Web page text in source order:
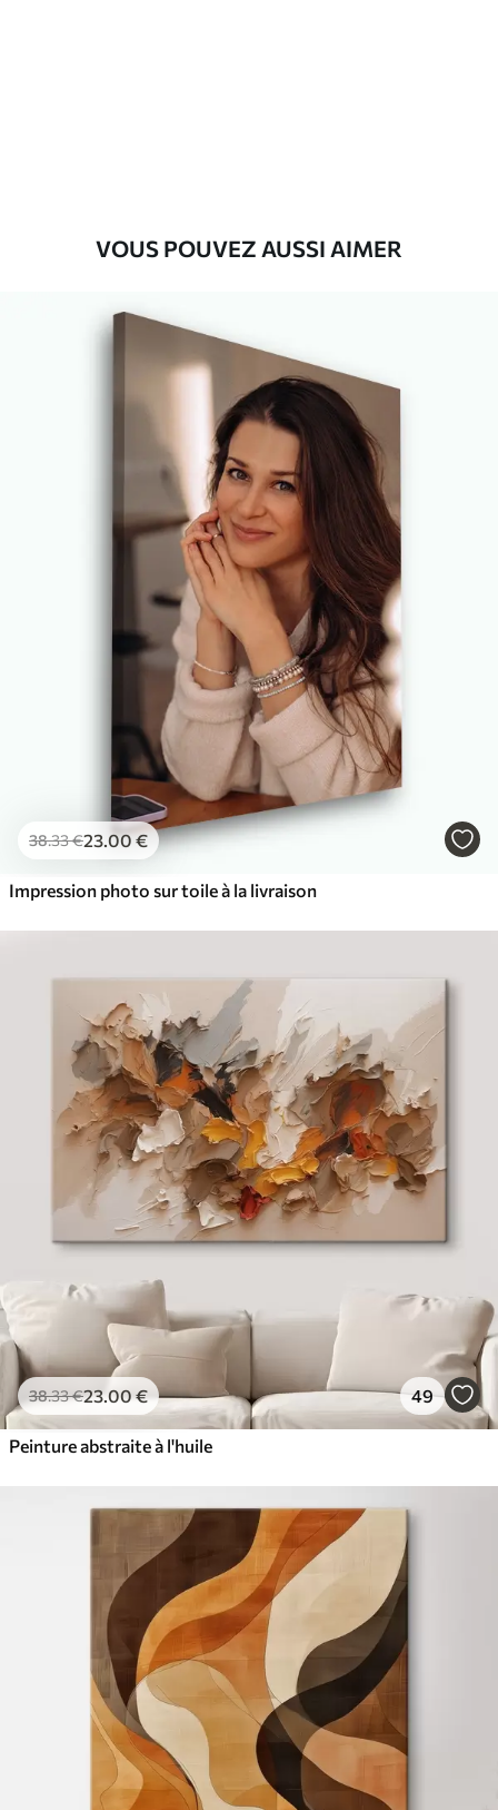
VOUS POUVEZ AUSSI AIMER
38.33€23 .00€
Impression photo sur toile à la livraison
38.33€23.00 € 49
Peinture abstraite à l'huile